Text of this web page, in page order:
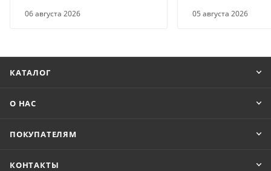
06 августа 2026 05 августа 2026
КАТАЛОГ
О НАС
ПОКУПАТЕЛЯМ
КОНТАКТЫ